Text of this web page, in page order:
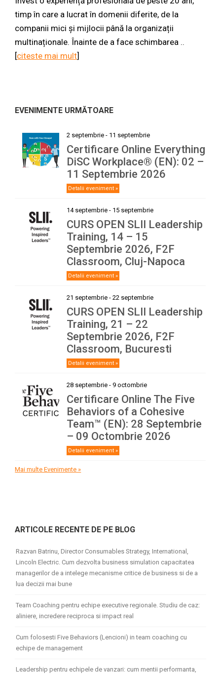
timp în care a lucrat în domenii diferite, de la
companii mici și mijlocii până la organizații
multinaționale. Înainte de a face schimbarea ..
[citeste mai mult]
EVENIMENTE URMĂTOARE
2 septembrie - 11 septembrie
Certificare Online Everything
DiSC Workplace® (EN): 02 –
11 Septembrie 2026
Detalii eveniment »
14 septembrie - 15 septembrie
CURS OPEN SLII Leadership
Training, 14 – 15
Septembrie 2026, F2F
Classroom, Cluj-Napoca
Detalii eveniment »
21 septembrie -22 septembrie
CURS OPEN SLII Leadership
Training, 21 – 22
Septembrie 2026, F2F
Classroom, Bucuresti
Detalii eveniment »
28 septembrie -9 octombrie
Certificare Online The Five
Behaviors of a Cohesive
Team™ (EN): 28 Septembrie
– 09 Octombrie 2026
Detalii eveniment »
Mai multe Evenimente »
ARTICOLE RECENTE DE PE BLOG
Razvan Batrinu, Director Consumables Strategy, International,
Lincoln Electric. Cum dezvolta business simulation capacitatea
managerilor de a intelege mecanisme critice de business si de a
lua decizii mai bune
Team Coaching pentru echipe executive regionale. Studiu de caz:
aliniere, incredere reciproca si impact real
Cum folosesti Five Behaviors (Lencioni) in team coaching cu
echipe de management
Leadership pentru echipele de vanzari: cum mentii performanta,